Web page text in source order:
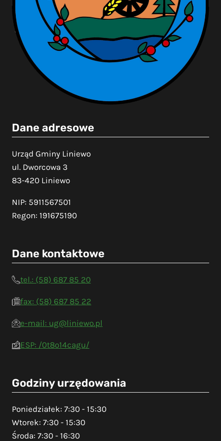
Dane adresowe
Urząd Gminy Liniewo
ul. Dworcowa 3
83-420 Liniewo
NIP: 5911567501
Regon: 191675190
Dane kontaktowe
tel.: (58) 687 85 20
fax: (58) 687 85 22
e-mail: ug@liniewo.pl
ESP: /0t8o14cagu/
Godziny urzędowania
Poniedziałek: 7:30 - 15:30
Wtorek: 7:30 - 15:30
Środa: 7:30 - 16:30